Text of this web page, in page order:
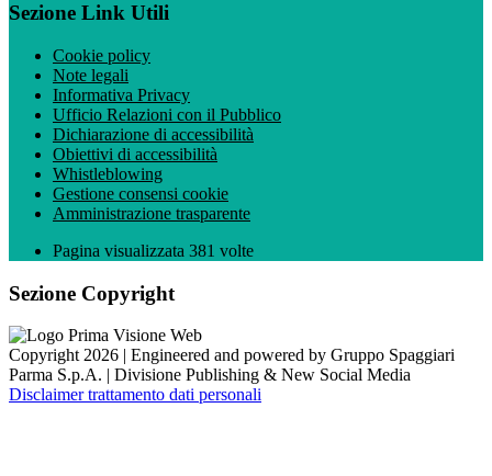
Sezione Link Utili
Cookie policy
Note legali
Informativa Privacy
Ufficio Relazioni con il Pubblico
Dichiarazione di accessibilità
Obiettivi di accessibilità
Whistleblowing
Gestione consensi cookie
Amministrazione trasparente
Pagina visualizzata 381 volte
Sezione Copyright
Copyright 2026 | Engineered and powered by Gruppo Spaggiari
Parma S.p.A. | Divisione Publishing & New Social Media
Disclaimer trattamento dati personali